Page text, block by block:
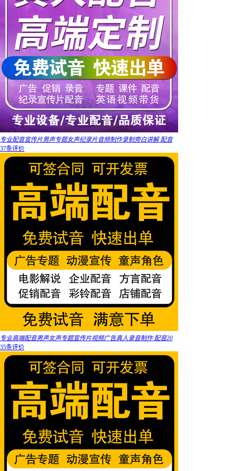
专业配音宣传片男声专题女声纪录片音频制作录制旁白讲解 配音
37条评价
专业高端配音男声女声专题宣传片视频广告真人录音制作 配音20
35条评价